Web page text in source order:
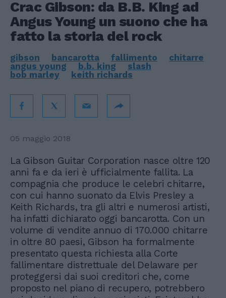
Crac Gibson: da B.B. King ad
Angus Young un suono che ha
fatto la storia del rock
gibson bancarotta fallimento
chitarre
angus young
b.b. king
slash
bob marley
keith richards
05 maggio 2018
La Gibson Guitar Corporation nasce oltre 120
anni fa e da ieri è ufficialmente fallita. La
compagnia che produce le celebri chitarre,
con cui hanno suonato da Elvis Presley a
Keith Richards, tra gli altri e numerosi artisti,
ha infatti dichiarato oggi bancarotta. Con un
volume di vendite annuo di 170.000 chitarre
in oltre 80 paesi, Gibson ha formalmente
presentato questa richiesta alla Corte
fallimentare distrettuale del Delaware per
proteggersi dai suoi creditori che, come
proposto nel piano di recupero, potrebbero